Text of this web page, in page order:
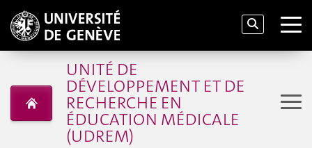
UNITÉ DE
DÉVELOPPEMENT ET DE
RECHERCHE EN
ÉDUCATION MÉDICALE
(UDREM)